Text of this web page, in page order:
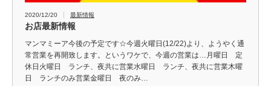
2020/12/20 最新情報
お店最新情報
マンマミーア今後の予定です☆今週火曜日(12/22)より、ようやく通
常営業を再開致します。というワケで、今週の営業は…月曜日 定
休日火曜日 ランチ、夜共に営業水曜日 ランチ、夜共に営業木曜
日 ランチのみ営業金曜日 夜のみ…